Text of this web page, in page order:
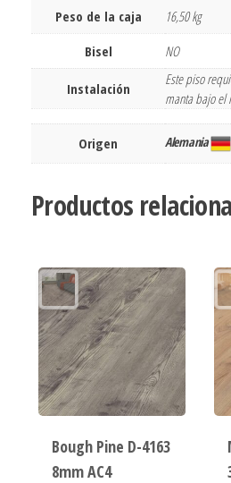
Peso de la caja
16,50 kg
Bisel
NO
Instalación
Este piso
manta bajo el
Origen Alemania
Productos
Bough Pine D-4163
8mm AC4